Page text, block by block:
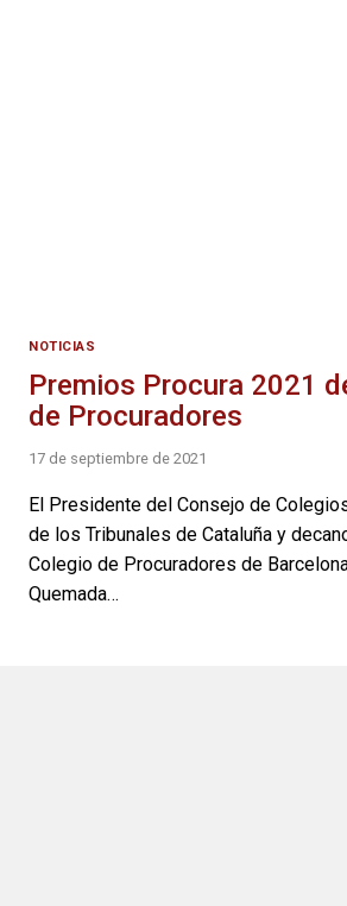
NOTICIAS
Premios Procura 2021
de Procuradores
17 de septiembre de 2021
El Presidente del Consejo de
de los Tribunales de Cataluña y
Colegio de Procuradores de
Quemada…